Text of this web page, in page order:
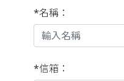
*名稱：
*信箱：